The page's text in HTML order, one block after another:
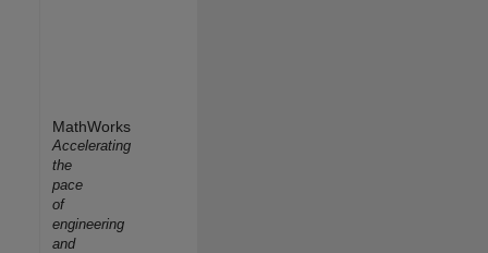
MathWorks
Accelerating
the
pace
of
engineering
and